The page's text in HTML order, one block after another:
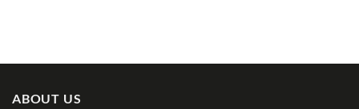
ABOUT US